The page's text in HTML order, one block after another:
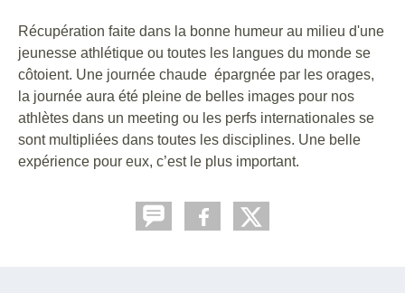
Récupération faite dans la bonne humeur au milieu d'une
jeunesse athlétique ou toutes les langues du monde se
côtoient. Une journée chaude épargnée par les orages,
la journée aura été pleine de belles images pour nos
athlètes dans un meeting ou les perfs internationales se
sont multipliées dans toutes les disciplines. Une belle
expérience pour eux, c’est le plus important.